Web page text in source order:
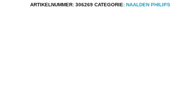
Platenspeler
ARTIKELNUMMER:306269 CATEGORIE:NAALDEN PHILIPS